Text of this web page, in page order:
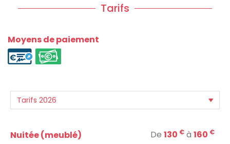
Tarifs
Moyens de paiement
Nuitée (meublé) De 130 € à 160 €